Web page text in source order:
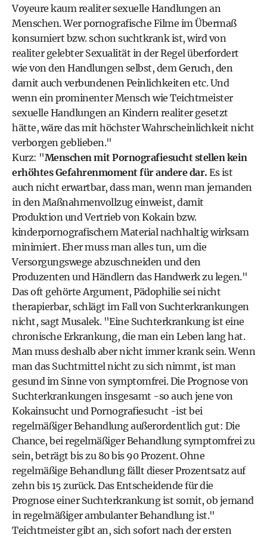
Voyeure kaum realiter sexuelle Handlungen an
Menschen. Wer pornografische Filme im Übermaß
konsumiert bzw. schon suchtkrank ist, wird von
realiter gelebter Sexualität in der Regel überfordert
wie von den Handlungen selbst, dem Geruch, den
damit auch verbundenen Peinlichkeiten etc. Und
wenn ein prominenter Mensch wie Teichtmeister
sexuelle Handlungen an Kindern realiter gesetzt
hätte, wäre das mit höchster Wahrscheinlichkeit nicht
verborgen geblieben."
Kurz: "Menschen mit Pornografiesucht stellen kein
erhöhtes Gefahrenmoment für andere dar. Es ist
auch nicht erwartbar, dass man, wenn man jemanden
in den Maßnahmenvollzug einweist, damit
Produktion und Vertrieb von Kokain bzw.
kinderpornografischem Material nachhaltig wirksam
minimiert. Eher muss man alles tun, um die
Versorgungswege abzuschneiden und den
Produzenten und Händlern das Handwerk zu legen."
Das oft gehörte Argument, Pädophilie sei nicht
therapierbar, schlägt im Fall von Suchterkrankungen
nicht, sagt Musalek. "Eine Suchterkrankung ist eine
chronische Erkrankung, die man ein Leben lang hat.
Man muss deshalb aber nicht immer krank sein. Wenn
man das Suchtmittel nicht zu sich nimmt, ist man
gesund im Sinne von symptomfrei. Die Prognose von
Suchterkrankungen insgesamt -so auch jene von
Kokainsucht und Pornografiesucht -ist bei
regelmäßiger Behandlung außerordentlich gut: Die
Chance, bei regelmäßiger Behandlung symptomfrei zu
sein, beträgt bis zu 80 bis 90 Prozent. Ohne
regelmäßige Behandlung fällt dieser Prozentsatz auf
zehn bis 15 zurück. Das Entscheidende für die
Prognose einer Suchterkrankung ist somit, ob jemand
in regelmäßiger ambulanter Behandlung ist."
Teichtmeister gibt an, sich sofort nach der ersten